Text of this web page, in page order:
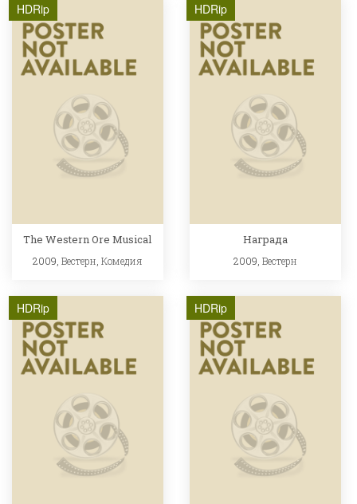
HDRip
The Western Ore Musical
2009, Вестерн, Комедия
HDRip
Награда
2009,Вестерн
HDRip HDRip